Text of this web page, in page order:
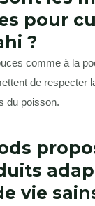
pour
?
comme à la
de respecter
du poisson.
vie